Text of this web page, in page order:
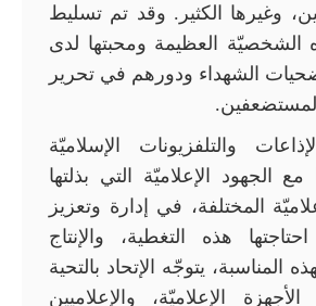
وغيرها الكثير. وقد تم تسليط
الشخصيّة العظيمة ومحبتها لدى
الشهداء ودورهم في تحرير
والتلفزيونات الإسلاميّة
مع الجهود الإعلاميّة التي بذلتها
المختلفة، في إدارة وتعزيز
هذه التغطية، والإنتاج
المناسبة، يتوجّه الإتحاد بالتحية
الإعلاميّة، والإعلاميين